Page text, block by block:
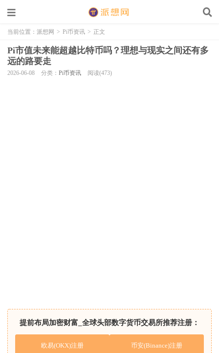
当前位置： 派想网 > Pi币资讯 > 正文
Pi市值未来能超越比特币吗？理想与现实之间还有多
远的路要走
2026-06-08 分类： Pi币资讯 阅读(473)
提前布局加密财富_全球头部数字货币交易所推荐注册：
欧易(OKX)注册 币安(Binance)注册